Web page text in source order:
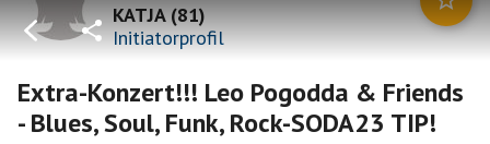
KATJA(81)
Initiatorprofil
Extra-Konzert!!! Leo Pogodda & Friends
- Blues, Soul, Funk, Rock-SODA23 TIP!